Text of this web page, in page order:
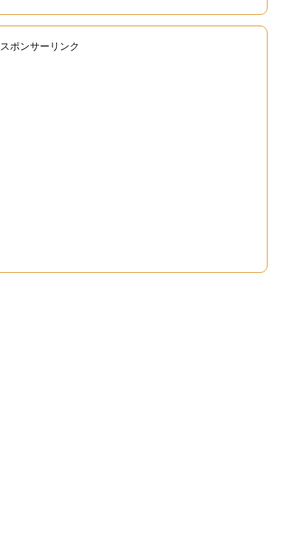
スポンサーリンク